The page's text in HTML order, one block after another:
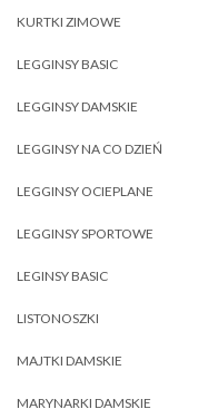
KURTKI ZIMOWE
LEGGINSY BASIC
LEGGINSY DAMSKIE
LEGGINSY NA CO DZIEŃ
LEGGINSY OCIEPLANE
LEGGINSY SPORTOWE
LEGINSY BASIC
LISTONOSZKI
MAJTKI DAMSKIE
MARYNARKI DAMSKIE